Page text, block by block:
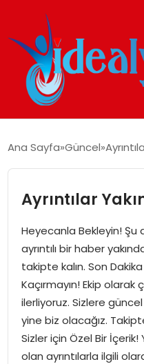
GÜNDEM
EKONOMI
İDEAL YAŞAM
İDEAL SPOR
YAŞAM
MAGAZIN
Ana Sayfa Güncel
Ayrıntılar
Heyecanla Bekleyin! Şu
ayrıntılı bir haber
takipte kalın. Son
Kaçırmayın! Ekip olarak
ilerliyoruz. Sizlere
yine biz olacağız.
Sizler için Özel Bir
olan ayrıntılarla ilgili